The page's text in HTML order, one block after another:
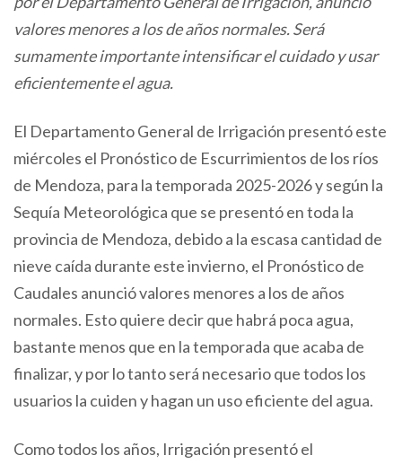
valores menores a los de años normales. Será
sumamente importante intensificar el cuidado y usar
eficientemente el agua.
El Departamento General de Irrigación presentó este
miércoles el Pronóstico de Escurrimientos de los ríos
de Mendoza, para la temporada 2025-2026 y según la
Sequía Meteorológica que se presentó en toda la
provincia de Mendoza, debido a la escasa cantidad de
nieve caída durante este invierno, el Pronóstico de
Caudales anunció valores menores a los de años
normales. Esto quiere decir que habrá poca agua,
bastante menos que en la temporada que acaba de
finalizar, y por lo tanto será necesario que todos los
usuarios la cuiden y hagan un uso eficiente del agua.
Como todos los años, Irrigación presentó el